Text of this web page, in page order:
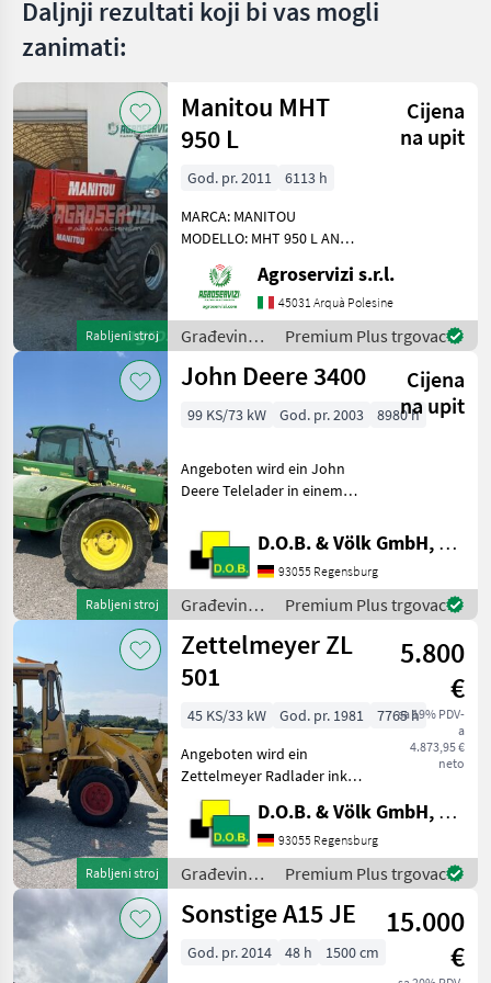
Daljnji rezultati koji bi vas mogli
zanimati:
Rabljeni stroj
Manitou MHT
950 L
Cijena
na upit
God. pr. 2011
6113 h
MARCA: MANITOU
MODELLO: MHT 950 L ANNO:
E SGANCIO RAPIDO
PORTATA MAX: 50 QLI
ALTEZZA MAX DI
SOLLEVAMENTO: 9 MT
MOTORE: PERKINS 145 CV
ORE DI
Agroservizi s.r.l.
45031 Arquà Polesine
Građevinski
strojevi /
Manitou
Premium Plus trgovac
Rabljeni stroj
John Deere 3400
Cijena
na upit
99 KS/73 kW God. pr. 2003 8980 h
Angeboten wird ein John
Deere Telelader in einem
Zustand. Planettenantrieb
vorne links defekt Auspuff
abgerostet Sitz defekt inkl.
Palettegab
D.O.B. & Völk GmbH, Filiale Regensburg
93055 Regensburg
Građevinski
strojevi /
John Deere
Premium Plus trgovac
Rabljeni stroj
Zettelmeyer ZL
501
5.800
€
sa 19% PDV-
a
4.873,95 €
neto
45 KS/33 kW God. pr. 1981
7765 h
Angeboten wird ein
Zettelmeyer Radlader inkl.
Schaufel und
Palettengabel. Sollten Sie
Fragen haben stehe Ich
gerne zur Verfügung.
Građevinski strojevi Bageri
točk
D.O.B. & Völk GmbH, Filiale Regensburg
93055 Regensburg
Građevinski
strojevi /
Zettelmeyer
Premium Plus trgovac
Sonstige A15 JE
15.000
€
God. pr. 2014 48 h 1500 cm